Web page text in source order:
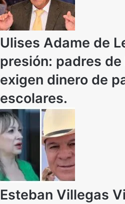
Ulises Adame de
presión: padres de
exigen dinero de
escolares.
Esteban Villegas